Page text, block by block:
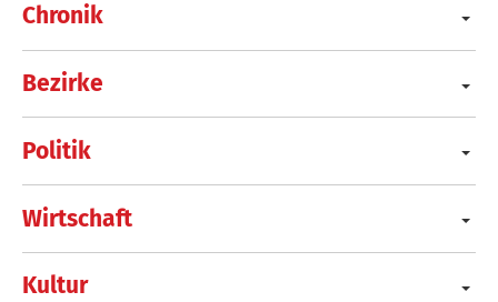
Chronik
Bezirke
Politik
Wirtschaft
Kultur